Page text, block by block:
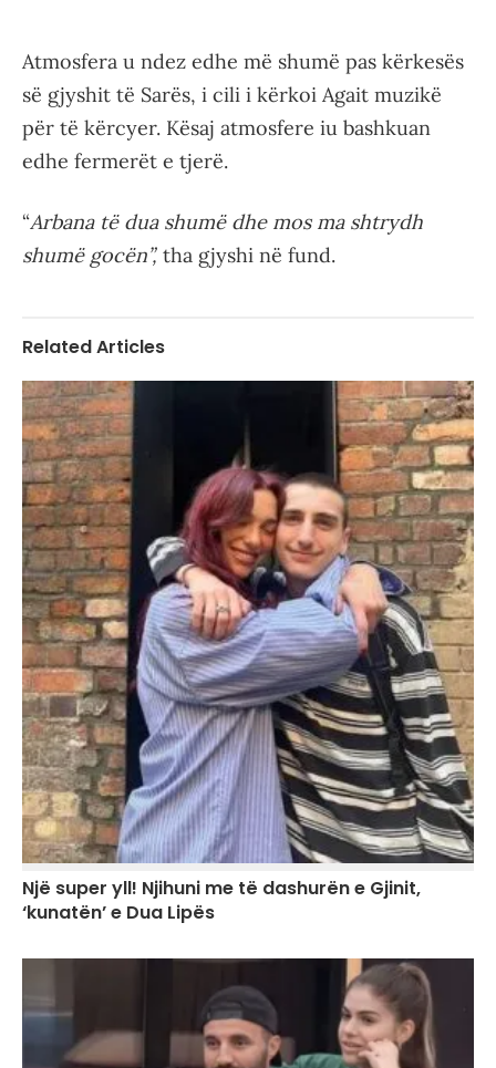
Atmosfera u ndez edhe më shumë pas kërkesës
së gjyshit të Sarës, i cili i kërkoi Agait muzikë
për të kërcyer. Kësaj atmosfere iu bashkuan
edhe fermerët e tjerë.
“Arbana të dua shumë dhe mos ma shtrydh
shumë gocën”, tha gjyshi në fund.
Related Articles
Një super yll! Njihuni me të dashurën e Gjinit,
‘kunatën’ e Dua Lipës